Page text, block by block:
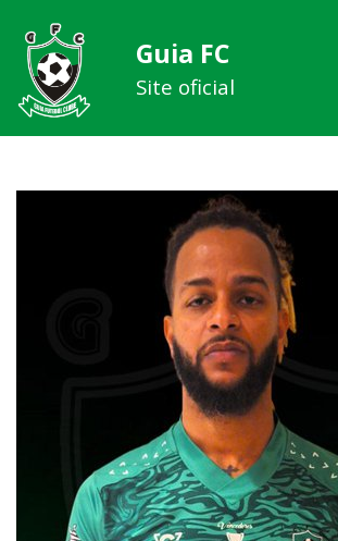
Guia FC
Site oficial